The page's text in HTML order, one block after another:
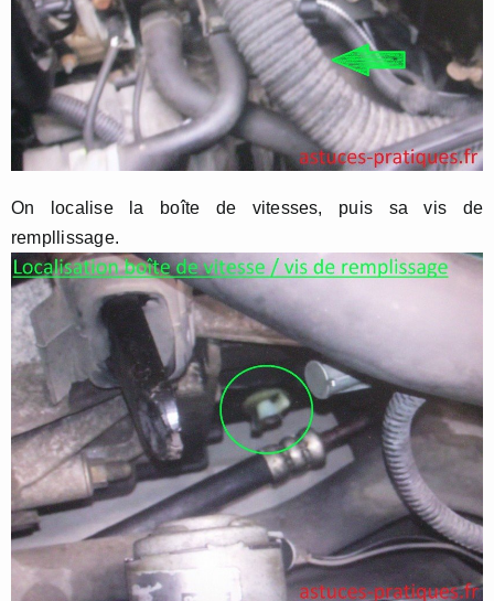
On localise la boîte de vitesses, puis sa vis de
rempllissage.